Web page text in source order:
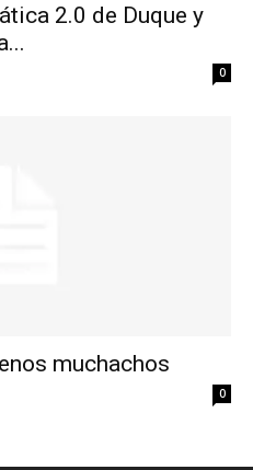
2.0 de Duque y
0
muchachos
0